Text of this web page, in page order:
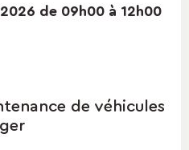
de 09h00 à 12h00
de véhicules